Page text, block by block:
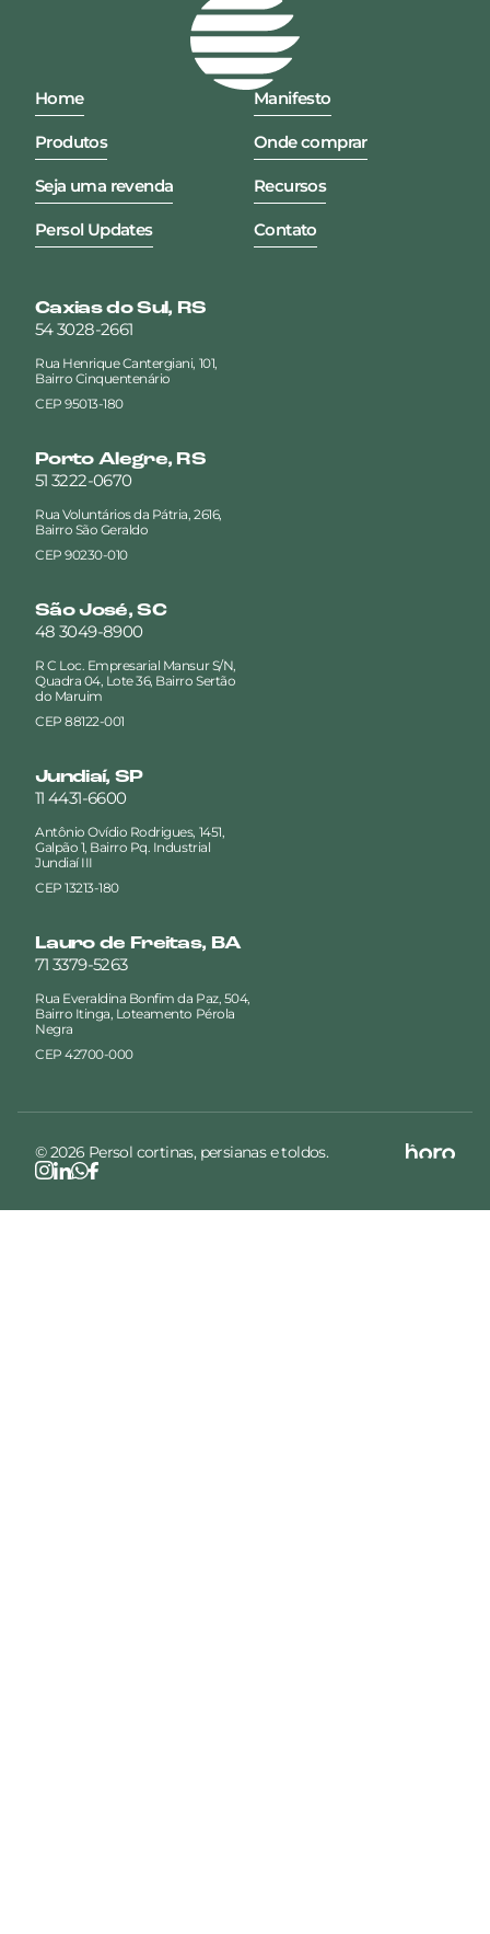
Home Manifesto
Produtos Onde comprar
Seja uma revenda Recursos
Persol Updates Contato
Caxias do Sul, RS
54 3028-2661
Rua Henrique Cantergiani, 101,
Bairro Cinquentenário
CEP 95013-180
Porto Alegre, RS
51 3222-0670
Rua Voluntários da Pátria, 2616,
Bairro São Geraldo
CEP 90230-010
São José, SC
48 3049-8900
R C Loc. Empresarial Mansur S/N,
Quadra 04, Lote 36, Bairro Sertão
do Maruim
CEP 88122-001
Jundiaí, SP
11 4431-6600
Antônio Ovídio Rodrigues, 1451,
Galpão 1, Bairro Pq. Industrial
Jundiaí III
CEP 13213-180
Lauro de Freitas, BA
71 3379-5263
Rua Everaldina Bonfim da Paz, 504,
Bairro Itinga, Loteamento Pérola
Negra
CEP 42700-000
© 2026 Persol cortinas, persianas e toldos.